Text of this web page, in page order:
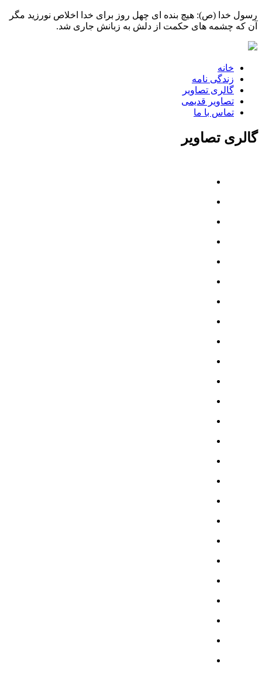
رسول خدا (ص): هیچ بنده ای چهل روز برای خدا اخلاص نورزید مگر
آن که چشمه های حکمت از دلش به زبانش جاری شد.
خانه
زندگی نامه
گالری تصاویر
تصاویر قدیمی
تماس با ما
گالری تصاویر